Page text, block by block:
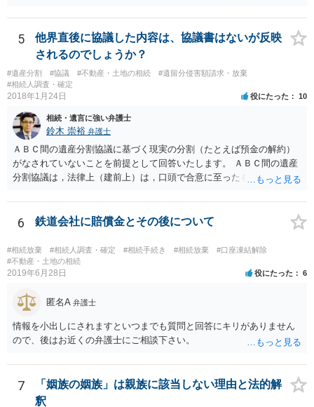
放棄するかどうか決めることができます。 銀行やサラ金が数年も放置
することはありませんので、数年後に借金が発見される可能性はほぼ
ありません。 なお、私が扱った相続放棄を検討していた案件で、期間
伸長して調査したところ、サラ金に対する過払金など相当な財産が見
つかったため相続したという事例がありました。
5
他界直後に協議した内容は、協議書はないが反映
されるのでしょうか？
#遺産分割 #協議 #不動産・土地の相続
#遺留分侵害額請求・放棄
#相続人調査・確定
2018年1月24日 役にたった 10
相続・遺言に強い弁護士
鈴木 崇裕 弁護士
ＡＢＣ間の遺産分割協議に基づく現実の分割（たとえば預金の解約）
がなされていないことを前提として回答いたします。 ＡＢＣ間の遺産
分割協議は，法律上（建前上）は，口頭で合意に至ったものであって
ん。 また，不動産の名義を移転するためには，遺産分割協議書への署
名捺印を得る必要があります。 したがって，残念ながら，「ＡＢＣ間
の遺産分割協議が有効に成立している」という前提に基づく主張は困
難と思われます。 「ＡＢＣ間の遺産分割協議は未了のまま，ＡとＢが
死亡し，二次相続が発生した」という前提に基づいて協議を進める必
要があります。 もちろん，Ｃの立場としては，ＡＢＣ間の遺産分割協
人は応じない姿勢を示していることから，実現は困難だと思います。
しどころ）としては，譲歩することを甘受しなければならないかもし
れません。
6 鉄道会社に賠償金とその後について
#相続放棄 #相続人調査・確定 #相続手続き #相続放棄
#口座凍結解除
#不動産・土地の相続
2019年6月28日 役にたった 6
匿名A 弁護士
情報を小出しにされますといつまでも質問と回答にキリがありません
ので、後はお近くの弁護士にご相談下さい。
7
「姻族の姻族」は親族に該当しない理由と法的解
釈